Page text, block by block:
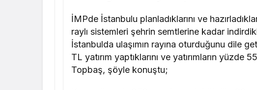
İMPde İstanbulu planladıklarını ve
raylı sistemleri şehrin semtlerine kadar
İstanbulda ulaşımın rayına oturduğunu dile
TL yatırım yaptıklarını ve yatırımların yüzde
Topbaş, şöyle konuştu;